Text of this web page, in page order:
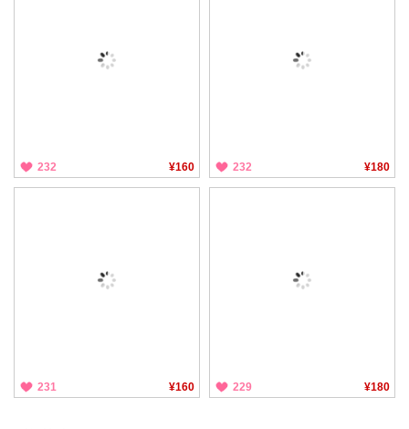
232 ¥160 232 ¥180
231 ¥160 229 ¥180